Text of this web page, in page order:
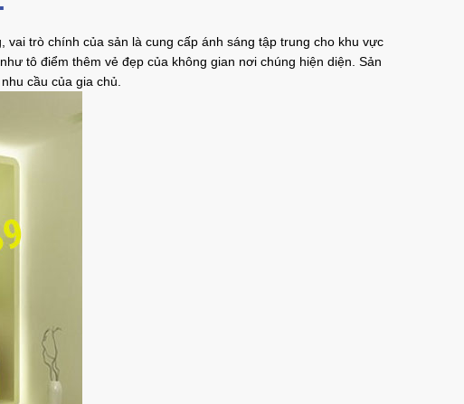
trò chính của sản là cung cấp ánh sáng tập trung cho khu vực
tô điểm thêm vẻ đẹp của không gian nơi chúng hiện diện. Sản
cầu của gia chủ.